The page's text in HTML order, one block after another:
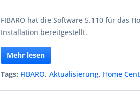
FIBARO hat die Software 5.110 für das
Installation bereitgestellt.
Mehr lesen
Tags: FIBARO,Aktualisierung, Home